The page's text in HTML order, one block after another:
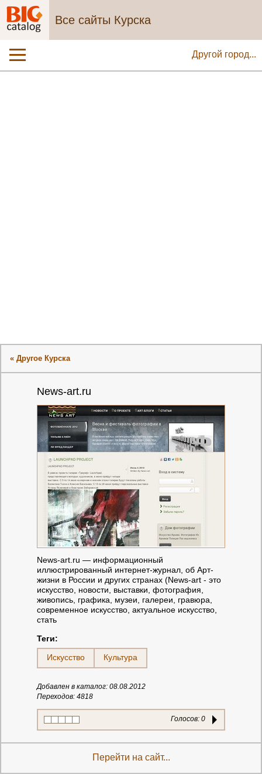
Все сайты Курска
Другой город...
« Другое Курска
News-art.ru
News-art.ru — информационный
иллюстрированный интернет-журнал, об Арт-
жизни в России и других странах (News-art - это
искусство, новости, выставки, фотография,
живопись, графика, музеи, галереи, гравюра,
современное искусство, актуальное искусство,
стать
Теги:
Искусство
Культура
Добавлен в каталог: 08.08.2012
Переходов: 4818
Голосов: 0
Перейти на сайт...